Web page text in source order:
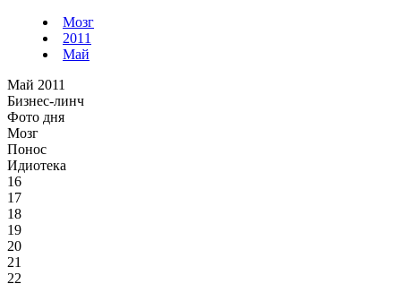
Мозг
2011
Май
Май 2011
Бизнес-линч
Фото дня
Мозг
Понос
Идиотека
16
17
18
19
20
21
22